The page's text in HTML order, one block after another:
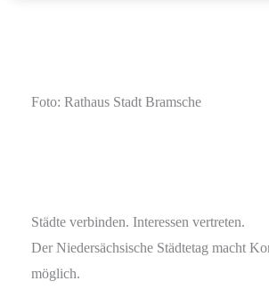
Foto: Rathaus Stadt Bramsche
Städte verbinden. Interessen vertreten.
Der Niedersächsische Städtetag macht
möglich.